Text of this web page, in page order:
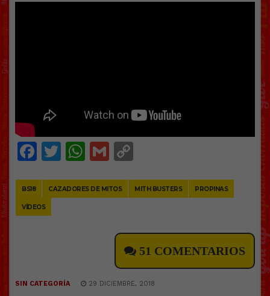
Facebook
Twitter
WhatsApp
Gmail
BS18 CAZADORES DE MITOS MITH BUSTERS PROPINAS
VÍDEOS
51 COMENTARIOS
SIN CATEGORÍA 29 DICIEMBRE, 2018